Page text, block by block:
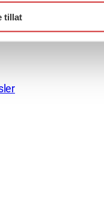
tillat
FOs avdelinger